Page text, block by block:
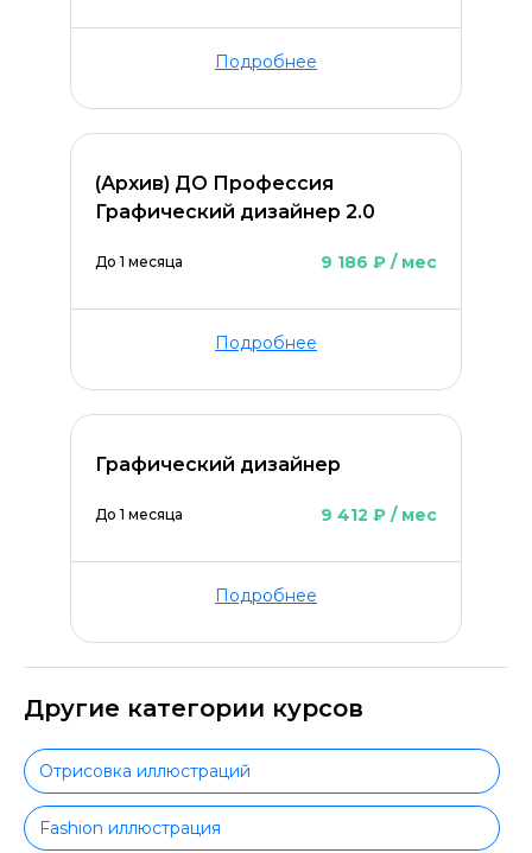
Подробнее
(Архив) ДО Профессия
Графический дизайнер 2.0
До 1 месяца 9 186 ₽ / мес
Подробнее
Графический дизайнер
До 1 месяца 9 412 ₽ / мес
Подробнее
Другие категории курсов
Отрисовка иллюстраций
Fashion иллюстрация